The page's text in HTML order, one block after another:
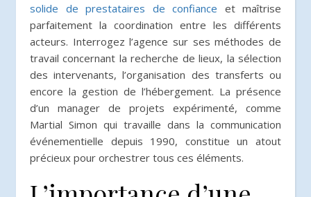
solide de prestataires de confiance et maîtrise
parfaitement la coordination entre les différents
acteurs. Interrogez l’agence sur ses méthodes de
travail concernant la recherche de lieux, la sélection
des intervenants, l’organisation des transferts ou
encore la gestion de l’hébergement. La présence
d’un manager de projets expérimenté, comme
Martial Simon qui travaille dans la communication
événementielle depuis 1990, constitue un atout
précieux pour orchestrer tous ces éléments.